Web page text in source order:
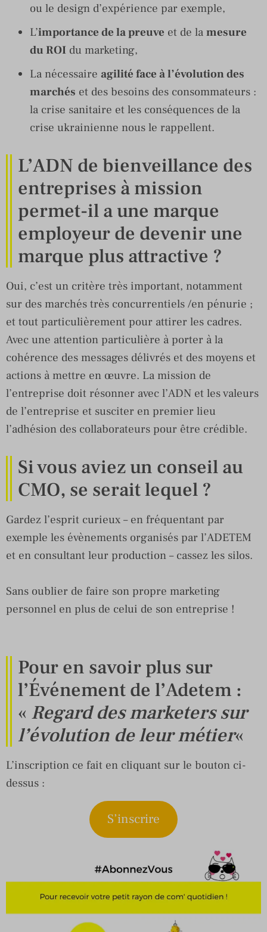
ou le design d’expérience par exemple,
L’importance de la preuve et de la mesure
du ROI du marketing,
La nécessaire agilité face à l’évolution des
marchés et des besoins des consommateurs :
la crise sanitaire et les conséquences de la
crise ukrainienne nous le rappellent.
L’ADN de bienveillance des
entreprises à mission
permet-il a une marque
employeur de devenir une
marque plus attractive ?
Oui, c’est un critère très important, notamment
sur des marchés très concurrentiels /en pénurie ;
et tout particulièrement pour attirer les cadres.
Avec une attention particulière à porter à la
cohérence des messages délivrés et des moyens et
actions à mettre en œuvre. La mission de
l’entreprise doit résonner avec l’ADN et les valeurs
de l’entreprise et susciter en premier lieu
l’adhésion des collaborateurs pour être crédible.
Si vous aviez un conseil au
CMO, se serait lequel ?
Gardez l’esprit curieux – en fréquentant par
exemple les évènements organisés par l’ADETEM
et en consultant leur production – cassez les silos.
Sans oublier de faire son propre marketing
personnel en plus de celui de son entreprise !
Pour en savoir plus sur
l’Événement de l’Adetem :
« Regard des marketers sur
l’évolution de leur métier«
L’inscription ce fait en cliquant sur le bouton ci-
dessus :
S’inscrire